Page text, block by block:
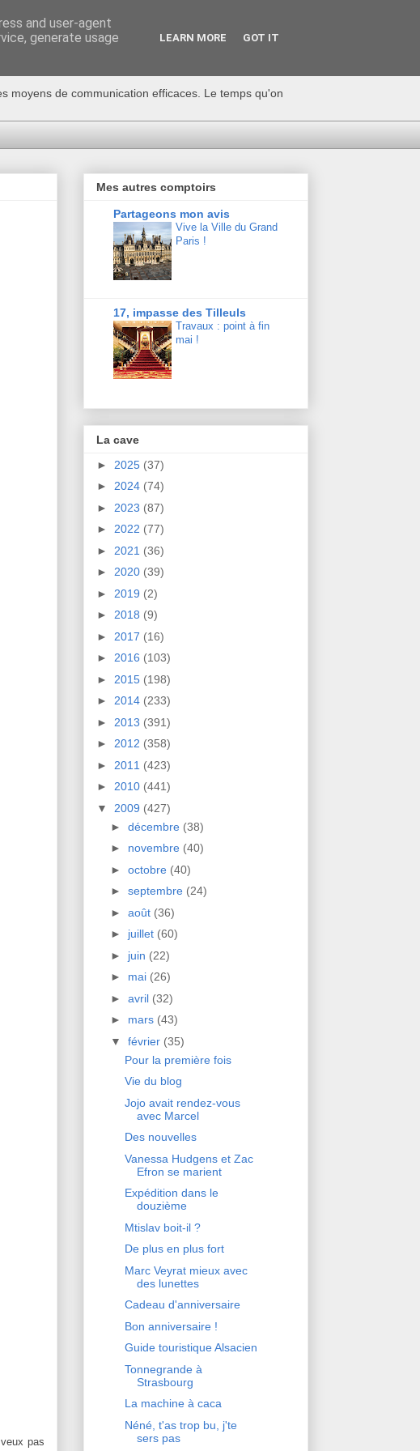
moyens de communication efficaces. Le temps qu'on
pas
Mes autres comptoirs
Partageons mon avis
Vive la Ville du Grand
Paris !
17, impasse des Tilleuls
Travaux : point à fin
mai !
La cave
► 2025 (37)
► 2024 (74)
► 2023 (87)
► 2022 (77)
► 2021 (36)
► 2020 (39)
► 2019 (2)
► 2018 (9)
► 2017 (16)
► 2016 (103)
► 2015 (198)
► 2014 (233)
► 2013 (391)
► 2012 (358)
► 2011 (423)
► 2010 (441)
▼ 2009 (427)
► décembre (38)
► novembre (40)
► octobre (40)
► septembre (24)
► août (36)
► juillet (60)
► juin (22)
► mai (26)
► avril (32)
► mars (43)
▼ février (35)
Pour la première fois
Vie du blog
Jojo avait rendez-vous
avec Marcel
Des nouvelles
Vanessa Hudgens et Zac
Efron se marient
Expédition dans le
douzième
Mtislav boit-il ?
De plus en plus fort
Marc Veyrat mieux avec
des lunettes
Cadeau d'anniversaire
Bon anniversaire !
Guide touristique Alsacien
Tonnegrande à
Strasbourg
La machine à caca
Néné, t'as trop bu, j'te
sers pas
and user-agent
generate usage
LEARN MORE GOT IT